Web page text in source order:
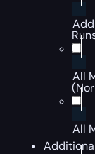
All
All